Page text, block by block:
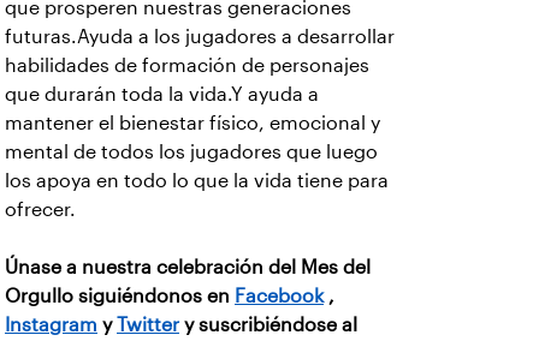
que prosperen nuestras generaciones
futuras.Ayuda a los jugadores a desarrollar
habilidades de formación de personajes
que durarán toda la vida.Y ayuda a
mantener el bienestar físico, emocional y
mental de todos los jugadores que luego
los apoya en todo lo que la vida tiene para
ofrecer.
Únase a nuestra celebración del Mes del
Orgullo siguiéndonos en Facebook,
Instagram yTwitter y suscribiéndose al